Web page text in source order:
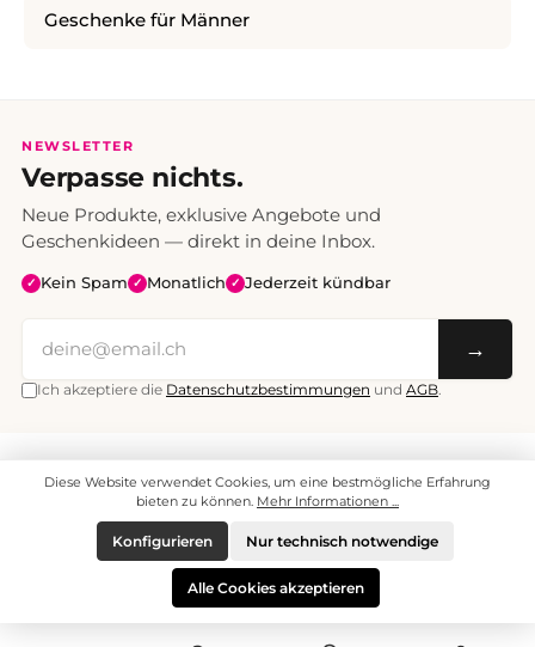
Geschenke für Männer
NEWSLETTER
Verpasse nichts.
Neue Produkte, exklusive Angebote und
Geschenkideen — direkt in deine Inbox.
✓ Kein Spam ✓ Monatlich ✓ Jederzeit kündbar
→
Ich akzeptiere die Datenschutzbestimmungen und AGB.
versandkostenfrei.
© 2008 - 2026 enjoymedia.ch - Alle Rechte vorbehalten.
Diese Website verwendet Cookies, um eine bestmögliche Erfahrung
bieten zu können. Mehr Informationen ...
Nur technisch notwendige
Konfigurieren
Alle Cookies akzeptieren